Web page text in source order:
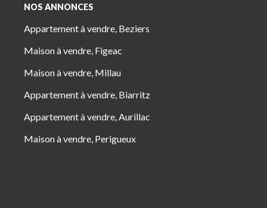
NOS ANNONCES
Appartement à vendre, Beziers
Maison à vendre, Figeac
Maison à vendre, Millau
Appartement à vendre, Biarritz
Appartement à vendre, Aurillac
Maison à vendre, Perigueux